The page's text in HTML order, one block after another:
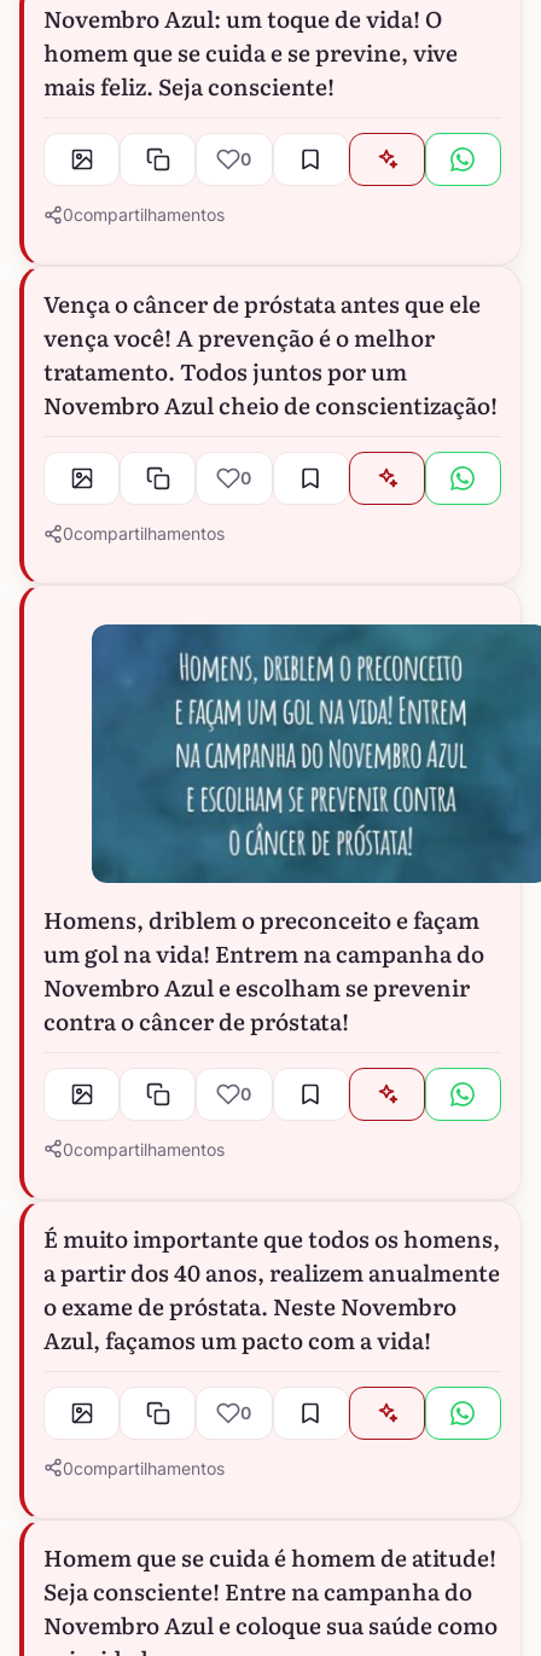
Novembro Azul: um toque de vida! O
homem que se cuida e se previne, vive
mais feliz. Seja consciente!
0
0compartilhamentos
Vença o câncer de próstata antes que ele
vença você! A prevenção é o melhor
tratamento. Todos juntos por um
Novembro Azul cheio de conscientização!
0
0compartilhamentos
Homens, driblem o preconceito e façam
um gol na vida! Entrem na campanha do
Novembro Azul e escolham se prevenir
contra o câncer de próstata!
0
0compartilhamentos
É muito importante que todos os homens,
a partir dos 40 anos, realizem anualmente
o exame de próstata. Neste Novembro
Azul, façamos um pacto com a vida!
0
0compartilhamentos
Homem que se cuida é homem de atitude!
Seja consciente! Entre na campanha do
Novembro Azul e coloque sua saúde como